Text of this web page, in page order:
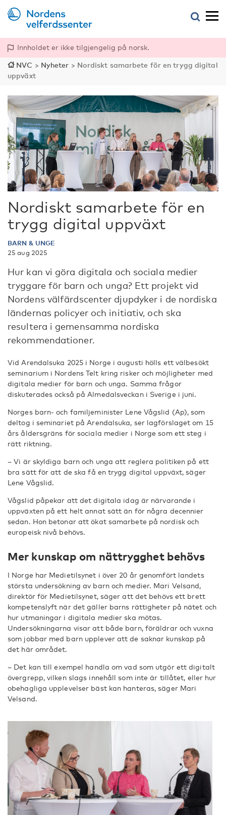
Innholdet er ikke tilgjengelig på norsk.
NVC > Nyheter > Nordiskt samarbete för en trygg digital
uppväxt
Nordiskt samarbete för en
trygg digital uppväxt
BARN & UNGE
25 aug 2025
Hur kan vi göra digitala och sociala medier
tryggare för barn och unga? Ett projekt vid
Nordens välfärdscenter djupdyker i de nordiska
ländernas policyer och initiativ, och ska
resultera i gemensamma nordiska
rekommendationer.
Vid Arendalsuka 2025 i Norge i augusti hölls ett välbesökt
seminarium i Nordens Telt kring risker och möjligheter med
digitala medier för barn och unga. Samma frågor
diskuterades också på Almedalsveckan i Sverige i juni.
Norges barn- och familjeminister Lene Vågslid (Ap), som
deltog i seminariet på Arendalsuka, ser lagförslaget om 15
års åldersgräns för sociala medier i Norge som ett steg i
rätt riktning.
– Vi är skyldiga barn och unga att reglera politiken på ett
bra sätt för att de ska få en trygg digital uppväxt, säger
Lene Vågslid.
Vågslid påpekar att det digitala idag är närvarande i
uppväxten på ett helt annat sätt än för några decennier
sedan. Hon betonar att ökat samarbete på nordisk och
europeisk nivå behövs.
Mer kunskap om nättrygghet behövs
I Norge har Medietilsynet i över 20 år genomfört landets
största undersökning av barn och medier. Mari Velsand,
direktör för Medietilsynet, säger att det behövs ett brett
kompetenslyft när det gäller barns rättigheter på nätet och
hur utmaningar i digitala medier ska mötas.
Undersökningarna visar att både barn, föräldrar och vuxna
som jobbar med barn upplever att de saknar kunskap på
det här området.
– Det kan till exempel handla om vad som utgör ett digitalt
övergrepp, vilken slags innehåll som inte är tillåtet, eller hur
obehagliga upplevelser bäst kan hanteras, säger Mari
Velsand.